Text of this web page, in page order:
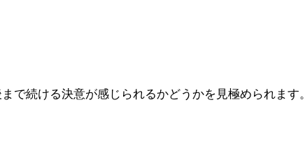
で続ける決意が感じられるかどうかを見極められます。